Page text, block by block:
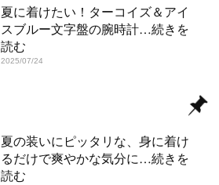
夏に着けたい！ターコイズ＆アイ
スブルー文字盤の腕時計…続きを
読む
2025/07/24
夏の装いにピッタリな、身に着け
るだけで爽やかな気分に…続きを
読む